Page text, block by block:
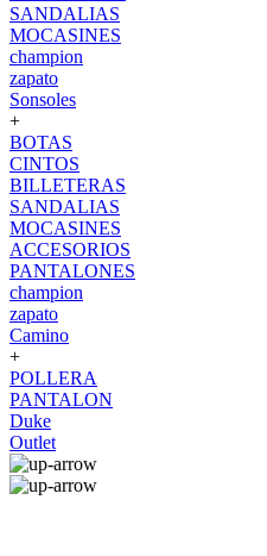
SANDALIAS
MOCASINES
champion
zapato
Sonsoles
+
BOTAS
CINTOS
BILLETERAS
SANDALIAS
MOCASINES
ACCESORIOS
PANTALONES
champion
zapato
Camino
+
POLLERA
PANTALON
Duke
Outlet